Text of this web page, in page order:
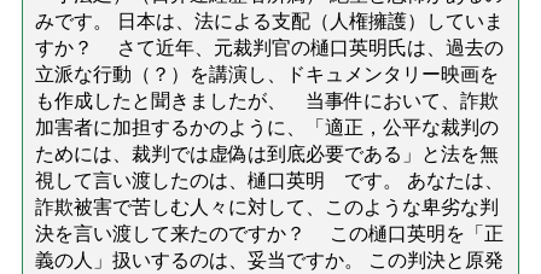
みです。 日本は、法による支配（人権擁護）していま
すか？ さて近年、元裁判官の樋口英明氏は、過去の
立派な行動（？）を講演し、ドキュメンタリー映画を
も作成したと聞きましたが、 当事件において、詐欺
加害者に加担するかのように、「適正，公平な裁判の
ためには、裁判では虚偽は到底必要である」と法を無
視して言い渡したのは、樋口英明 です。 あなたは、
詐欺被害で苦しむ人々に対して、このような卑劣な判
決を言い渡して来たのですか？ この樋口英明を「正
義の人」扱いするのは、妥当ですか。 この判決と原発